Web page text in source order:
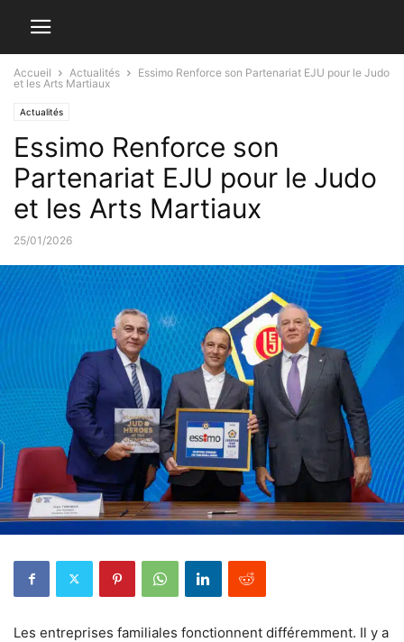
Accueil Actualités
Essimo Renforce son Partenariat EJU pour le Judo
et les Arts Martiaux
Actualités
Essimo Renforce son
Partenariat EJU pour le Judo
et les Arts Martiaux
25/01/2026
Les entreprises familiales fonctionnent différemment. Il y a